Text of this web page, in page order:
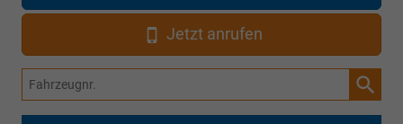
Jetzt anrufen
Fahrzeugnr.